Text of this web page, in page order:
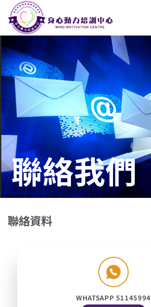
Skip
content
聯絡我們
聯絡資料
WHATSAPP 51145994